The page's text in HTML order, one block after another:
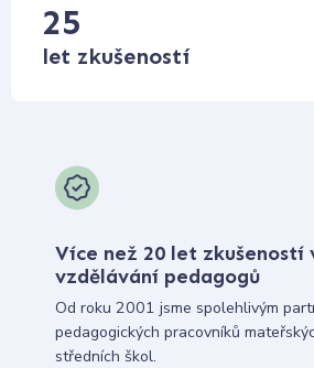
25
let zkušeností
Více než 20 let zkušeností
vzdělávání pedagogů
Od roku 2001 jsme spolehlivým
pedagogických pracovníků
středních škol.